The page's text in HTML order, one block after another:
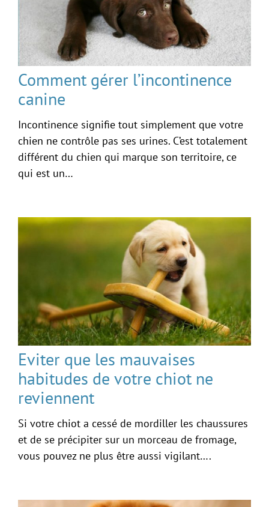
Comment gérer l’incontinence
canine
Incontinence signifie tout simplement que votre
chien ne contrôle pas ses urines. C’est totalement
différent du chien qui marque son territoire, ce
qui est un…
Eviter que les mauvaises
habitudes de votre chiot ne
reviennent
Si votre chiot a cessé de mordiller les chaussures
et de se précipiter sur un morceau de fromage,
vous pouvez ne plus être aussi vigilant….